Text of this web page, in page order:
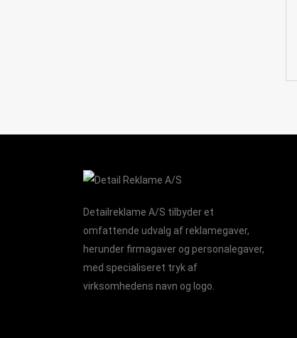
Detailreklame A/S tilbyder et
omfattende udvalg af reklamegaver,
herunder firmagaver og personalegaver,
med specialiseret tryk af
virksomhedens navn og logo.